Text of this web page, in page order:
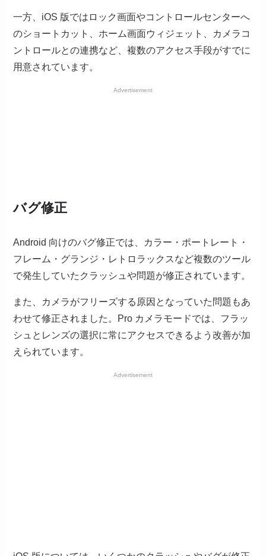
一方、iOS 版ではロック画面やコントロールセンターへ
のショートカット、ホーム画面ウィジェット、カメラコ
ントロールとの連携など、複数のアクセス手段がすでに
用意されています。
Advertisement
バグ修正
Android 向けのバグ修正では、カラー・ポートレート・
フレーム・グランジ・レトロラックスなど複数のツール
で発生していたクラッシュや問題が修正されています。
また、カメラがフリーズする原因となっていた問題もあ
わせて修正されました。Pro カメラモードでは、フラッ
シュとレンズの選択に常にアクセスできるよう改善が加
えられています。
Advertisement